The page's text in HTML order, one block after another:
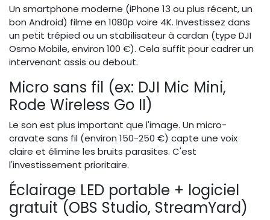
Un smartphone moderne (iPhone 13 ou plus récent, un
bon Android) filme en 1080p voire 4K. Investissez dans
un petit trépied ou un stabilisateur à cardan (type DJI
Osmo Mobile, environ 100 €). Cela suffit pour cadrer un
intervenant assis ou debout.
Micro sans fil (ex: DJI Mic Mini,
Rode Wireless Go II)
Le son est plus important que l'image. Un micro-
cravate sans fil (environ 150-250 €) capte une voix
claire et élimine les bruits parasites. C'est
l'investissement prioritaire.
Éclairage LED portable + logiciel
gratuit (OBS Studio, StreamYard)